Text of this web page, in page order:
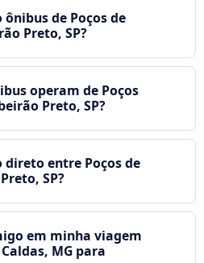
de Poços de
Preto, SP?
operam de Poços
Preto, SP?
entre Poços de
SP?
em minha viagem
MG para